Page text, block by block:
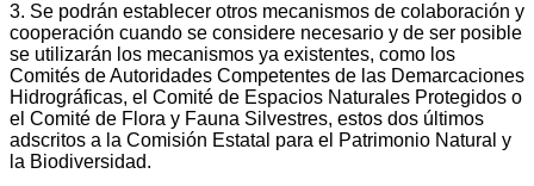
3. Se podrán establecer otros mecanismos de colaboración y
cooperación cuando se considere necesario y de ser posible
se utilizarán los mecanismos ya existentes, como los
Comités de Autoridades Competentes de las Demarcaciones
Hidrográficas, el Comité de Espacios Naturales Protegidos o
el Comité de Flora y Fauna Silvestres, estos dos últimos
adscritos a la Comisión Estatal para el Patrimonio Natural y
la Biodiversidad.